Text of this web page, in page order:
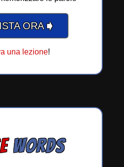
ORA➧
una lezione!
WORDS